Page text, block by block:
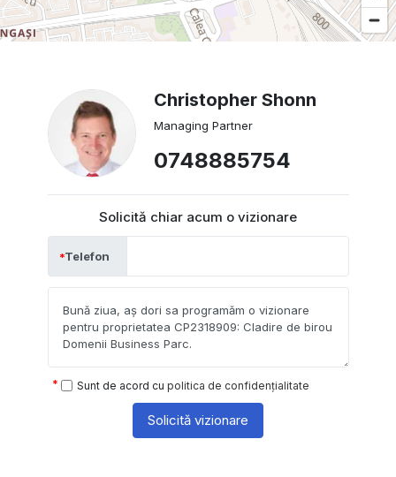
Christopher Shonn
Managing Partner
0748885754
Solicită chiar acum o vizionare
Telefon
Sunt de acord cu politica de confidențialitate
Solicită vizionare